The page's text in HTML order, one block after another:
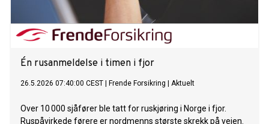
Én rusanmeldelse i timen i fjor
26.5.2026 07:40:00 CEST Frende Forsikring Aktuelt
Over 10 000 sjåfører ble tatt for ruskjøring i Norge i fjor.
Ruspåvirkede førere er nordmenns største skrekk på veien.